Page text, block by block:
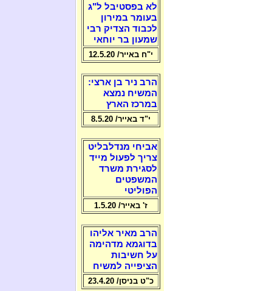
לא בפסטיבל ל"ג
בעומר במירון
לכבוד הצדיק רבי
שמעון בר יוחאי
י"ח באייר/ 12.5.20
הרב ניר בן ארצי:
המשיח נמצא
במרכז הארץ
י"ד באייר/ 8.5.20
אביחי מנדלבליט
צריך לפעול מייד
לסגירת משרד
המשפטים
הפוליטי
ז' באייר/ 1.5.20
הרב מאיר אליהו
בדוגמא מדהימה
על חשיבות
הציפייה למשיח
כ"ט בניסן/ 23.4.20